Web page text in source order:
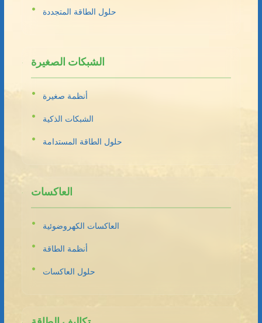
حلول الطاقة المتجددة
الشبكات الصغيرة
أنظمة صغيرة
الشبكات الذكية
حلول الطاقة المستدامة
العاكسات
العاكسات الكهروضوئية
أنظمة الطاقة
حلول العاكسات